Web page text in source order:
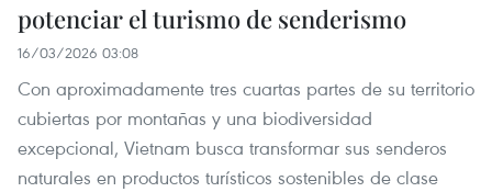
potenciar el turismo de senderismo
16/03/2026 03:08
Con aproximadamente tres cuartas partes de su territorio
cubiertas por montañas y una biodiversidad
excepcional, Vietnam busca transformar sus senderos
naturales en productos turísticos sostenibles de clase